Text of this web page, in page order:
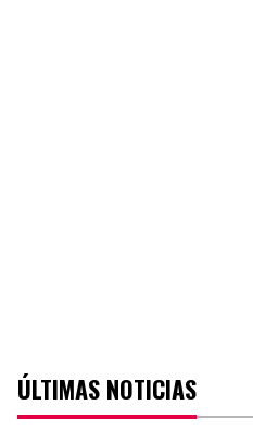
ÚLTIMAS NOTICIAS